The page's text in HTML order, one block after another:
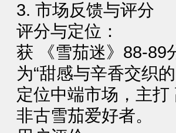
3. ‌市场反馈与评分‌
‌评分与定位‌：
获 ‌《雪茄迷》88-89
为“‌甜感与辛香交织
定位中端市场，主
非古雪茄爱好者‌。